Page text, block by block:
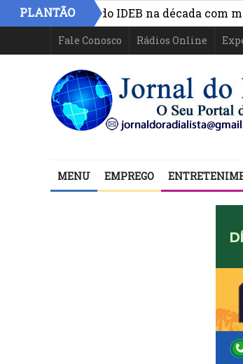
PLANTÃOdo IDEB na década com maiores
Fale Conosco Rádios Online
MENU EMPREGO